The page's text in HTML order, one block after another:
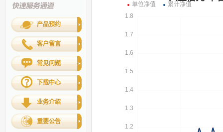
产品预约
客户留言
常见问题
下载中心
业务介绍
重要公告